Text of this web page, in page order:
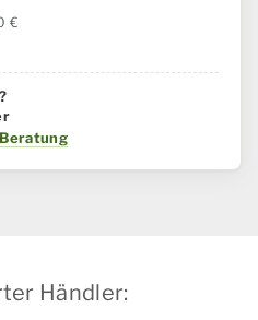
€
Beratung
Händler: